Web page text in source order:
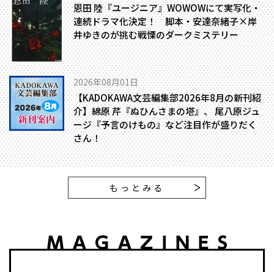
恩田 陸『ユージニア』WOWOWにて実写化・
連続ドラマ化決定！ 脚本・安達奈緒子×岸
井ゆきのが挑む戦慄のダークミステリー
2026年08月01日
【KADOKAWA文芸編集部2026年8月の新刊紹
介】綿原 芹『ぬひんさまの塔』、 尾八原ジュ
ージ『予言のけもの』など注目作が盛りだく
さん！
もっとみる